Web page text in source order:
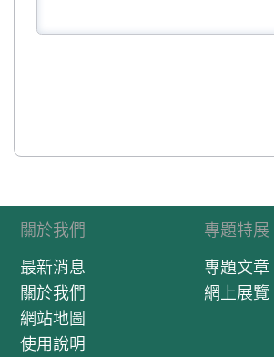
關於我們
最新消息
關於我們
網站地圖
使用說明
專題特展
專題文章
網上展覽